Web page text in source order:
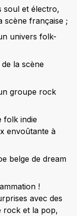
soul et électro,
scène française ;
univers folk-
de la scène
groupe rock
folk indie
envoûtante à
belge de dream
!
avec des
rock et la pop,